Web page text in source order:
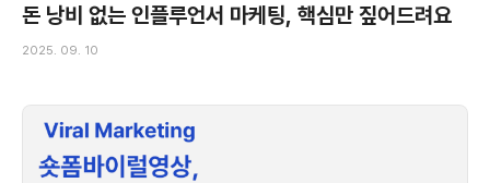
돈 낭비 없는 인플루언서 마케팅, 핵심만 짚어드려요
2025. 09. 10